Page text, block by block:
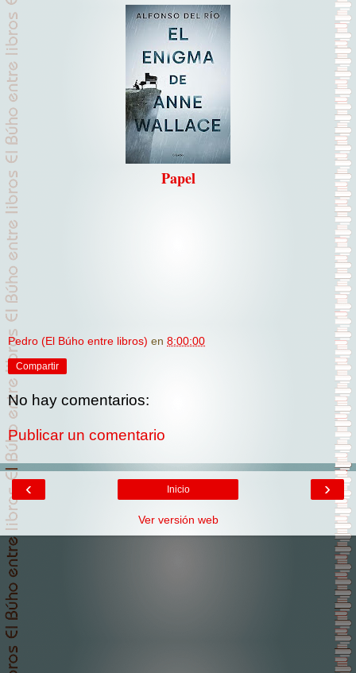
Papel
Pedro (El Búho entre libros) en 8:00:00
Compartir
No hay comentarios:
Publicar un comentario
‹ ›
Inicio
Ver versión web